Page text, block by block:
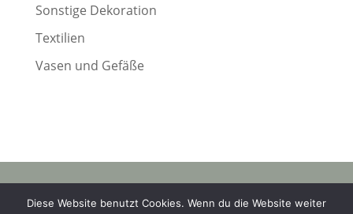
Sonstige Dekoration
Textilien
Vasen und Gefäße
Diese Website benutzt Cookies. Wenn du die Website weiter